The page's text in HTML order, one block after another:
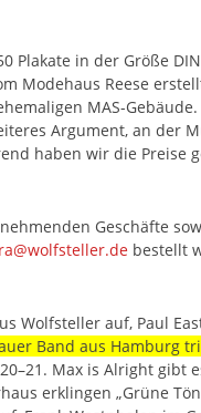
Plakate in der Größe
Modehaus Reese
MAS-
Argument, an der
haben wir die Preise
Geschäfte
bestellt
Wolfsteller auf, Paul
Band aus Hamburg
Max is Alright gibt
erklingen „Grüne